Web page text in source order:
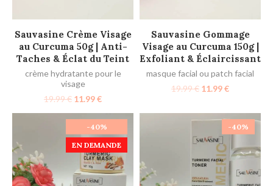
AJOUTER AU PANIER
Sauvasine Crème Visage
au Curcuma 50g | Anti-
Taches & Éclat du Teint
crème hydratante pour le
visage
19.99€ 11.99€
AJOUTER AU PANIER
Sauvasine Gommage
Visage au Curcuma 150g |
Exfoliant & Éclaircissant
masque facial ou patch facial
19.99€ 11.99€
-40%
EN DEMANDE
-40%